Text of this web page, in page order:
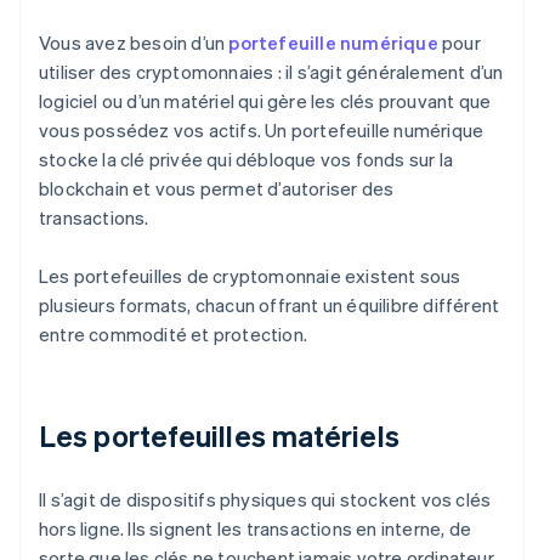
Vous avez besoin d’un portefeuille numérique pour
utiliser des cryptomonnaies : il s’agit généralement d’un
logiciel ou d’un matériel qui gère les clés prouvant que
vous possédez vos actifs. Un portefeuille numérique
stocke la clé privée qui débloque vos fonds sur la
blockchain et vous permet d’autoriser des
transactions.
Les portefeuilles de cryptomonnaie existent sous
plusieurs formats, chacun offrant un équilibre différent
entre commodité et protection.
Les portefeuilles matériels
Il s’agit de dispositifs physiques qui stockent vos clés
hors ligne. Ils signent les transactions en interne, de